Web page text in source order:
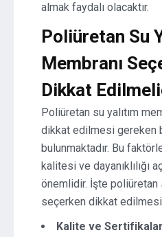
almak faydalı olacaktır.
Poliüretan Su
Membranı
Dikkat
Poliüretan su yalıtım
dikkat edilmesi gereken
bulunmaktadır. Bu
kalitesi ve dayanıklılığı
önemlidir. İşte poliüretan
seçerken dikkat
Kalite ve Sertifikalar